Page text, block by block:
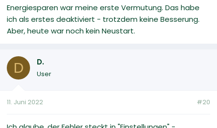
Energiesparen war meine erste Vermutung. Das habe
ich als erstes deaktiviert - trotzdem keine Besserung.
Aber, heute war noch kein Neustart.
D D.
User
11. Juni 2022 #20